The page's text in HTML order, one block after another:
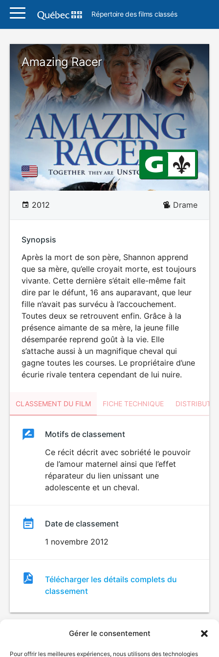
Gérer le consentement
Pour offrir les meilleures expériences, nous utilisons des technologies
Répertoire des films classés
Amazing Racer
2012 Drame
Synopsis
Après la mort de son père, Shannon apprend
que sa mère, qu’elle croyait morte, est toujours
vivante. Cette dernière s’était elle-même fait
dire par le défunt, 16 ans auparavant, que leur
fille n’avait pas survécu à l’accouchement.
Toutes deux se retrouvent enfin. Grâce à la
présence aimante de sa mère, la jeune fille
désemparée reprend goût à la vie. Elle
s’attache aussi à un magnifique cheval qui
gagne toutes les courses. Le propriétaire d’une
écurie rivale tentera cependant de lui nuire.
CLASSEMENT DU FILM FICHE TECHNIQUE
ClassementClassement
Motifs de classement
Ce récit décrit avec sobriété le pouvoir
de l’amour maternel ainsi que l’effet
réparateur du lien unissant une
adolescente et un cheval.
Date de classement
1 novembre 2012
Fichier
de
classement
Télécharger les détails complets du
classement